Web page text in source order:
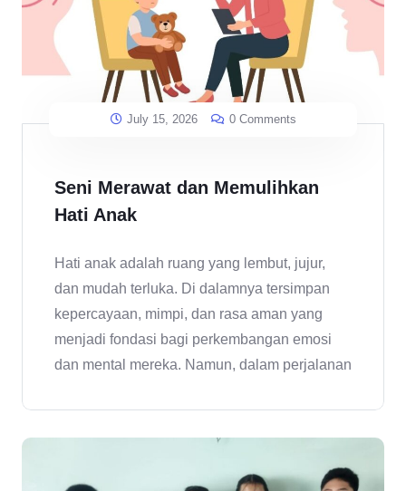
July 15, 2026 0 Comments
Seni Merawat dan Memulihkan
Hati Anak
Hati anak adalah ruang yang lembut, jujur,
dan mudah terluka. Di dalamnya tersimpan
kepercayaan, mimpi, dan rasa aman yang
menjadi fondasi bagi perkembangan emosi
dan mental mereka. Namun, dalam perjalanan